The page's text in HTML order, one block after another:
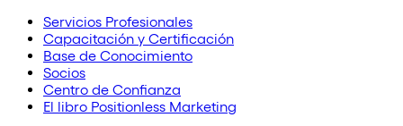
Servicios Profesionales
Capacitación y Certificación
Base de Conocimiento
Socios
Centro de Confianza
El libro Positionless Marketing